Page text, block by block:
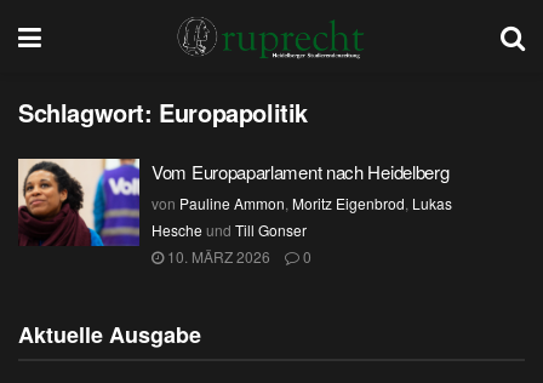
Schlagwort: Europapolitik
Vom Europaparlament nach Heidelberg
von Pauline Ammon, Moritz Eigenbrod, Lukas
Hesche und Till Gonser
10. MÄRZ 2026
0
Aktuelle Ausgabe